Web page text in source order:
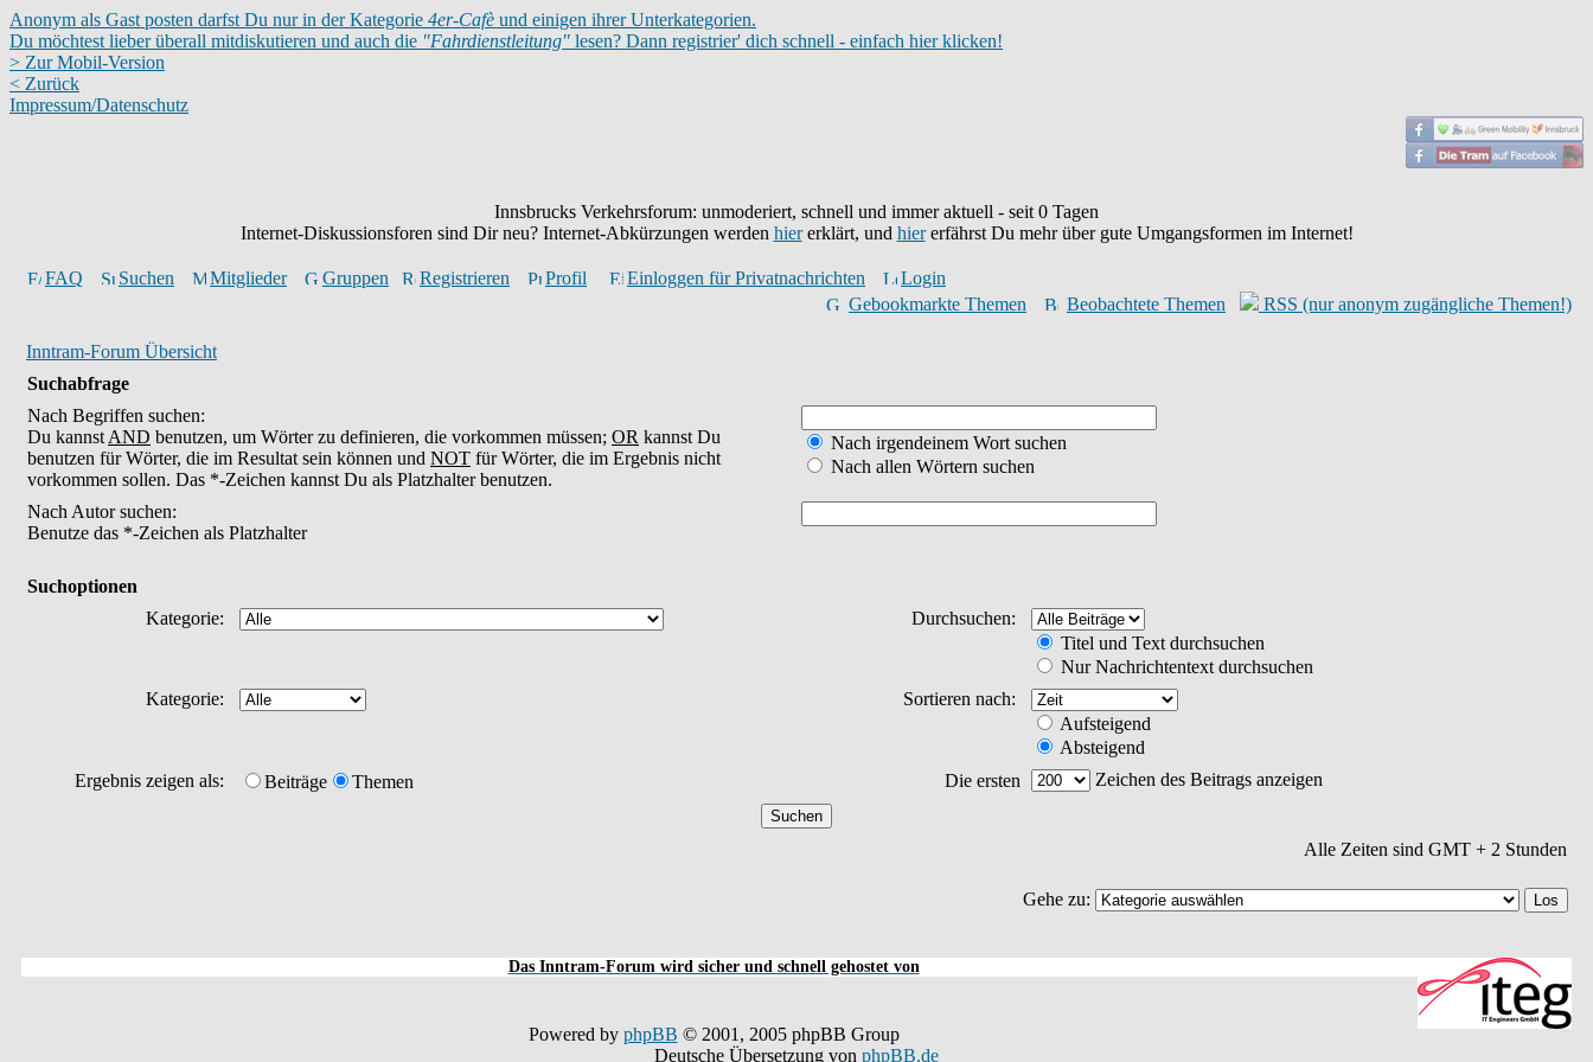
Anonym als Gast posten darfst Du nur in der Kategorie 4er-Cafè und einigen ihrer Unterkategorien.
Du möchtest lieber überall mitdiskutieren und auch die "Fahrdienstleitung" lesen? Dann registrier' dich schnell - einfach hier klicken!
> Zur Mobil-Version
< Zurück
Impressum/Datenschutz
Innsbrucks Verkehrsforum: unmoderiert, schnell und immer aktuell - seit 0 Tagen
Internet-Diskussionsforen sind Dir neu? Internet-Abkürzungen werden hiererklärt, und hiererfährst Du mehr über gute Umgangsformen im Internet!
FAQ Suchen Mitglieder Gruppen Registrieren Profil Einloggen für Privatnachrichten
Login
Gebookmarkte Themen
Beobachtete Themen RSS (nur anonym zugängliche Themen!)
Inntram-Forum Übersicht
Suchabfrage
Nach Begriffen suchen:
Du kannst AND benutzen, um Wörter zu definieren, die vorkommen müssen; OR kannst Du
benutzen für Wörter, die im Resultat sein können und NOT für Wörter, die im Ergebnis nicht
vorkommen sollen. Das *-Zeichen kannst Du als Platzhalter benutzen.
Nach irgendeinem Wort suchen
Nach allen Wörtern suchen
Nach Autor suchen:
Benutze das *-Zeichen als Platzhalter
Suchoptionen
Kategorie:
Durchsuchen:
Titel und Text durchsuchen
Nur Nachrichtentext durchsuchen
Kategorie:
Sortieren nach:
Aufsteigend
Absteigend
Ergebnis zeigen als:
Beiträge Themen Die ersten Zeichen des Beitrags anzeigen
Alle Zeiten sind GMT + 2 Stunden
Gehe zu:
Das Inntram-Forum wird sicher und schnell gehostet von
Powered by phpBB © 2001, 2005 phpBB Group
Deutsche Übersetzung von phpBB.de